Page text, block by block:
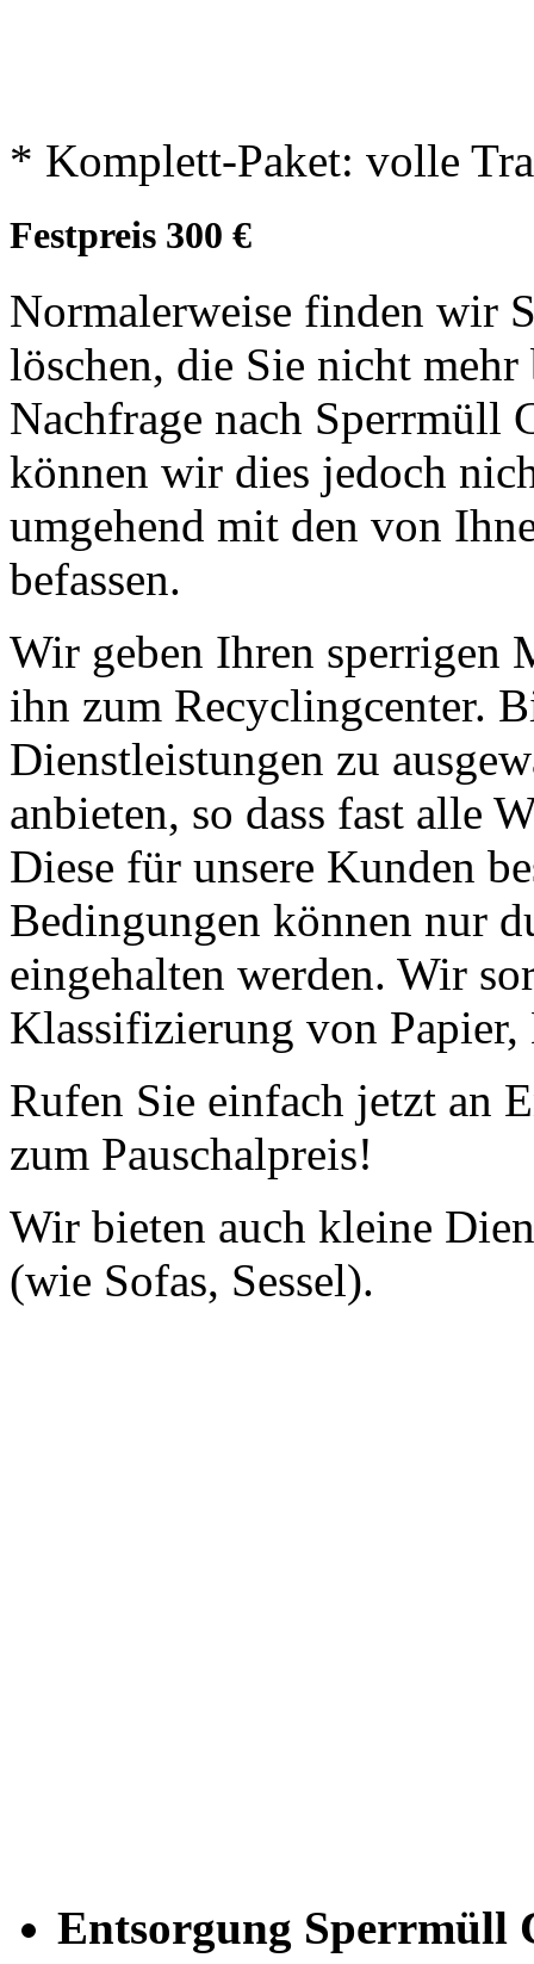
* Komplett-Paket: volle
Festpreis 300 €
Normalerweise finden wir
löschen, die Sie nicht
Nachfrage nach Sperrmüll
können wir dies jedoch
umgehend mit den von
befassen.
Wir geben Ihren sperrigen
ihn zum Recyclingcenter.
Dienstleistungen zu
anbieten, so dass fast alle
Diese für unsere Kunden
Bedingungen können nur
eingehalten werden. Wir
Klassifizierung von
Rufen Sie einfach jetzt an
zum Pauschalpreis!
Wir bieten auch kleine
(wie Sofas, Sessel).
Entsorgung Sperrmüll